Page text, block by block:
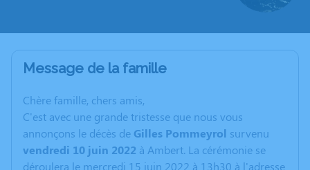
Message de la famille
Chère famille, chers amis,
C'est avec une grande tristesse que nous vous
annonçons le décès de Gilles Pommeyrol survenu
vendredi 10 juin 2022 à Ambert. La cérémonie se
déroulera le mercredi 15 juin 2022 à 13h30 à l'adresse